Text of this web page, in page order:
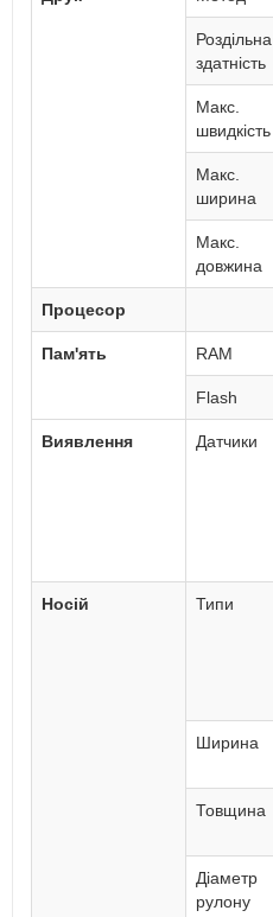
Роздільна
здатність
Макс.
швидкість
Макс.
ширина
Макс.
довжина
Процесор
Пам'ять RAM
Flash
Виявлення Датчики
Носій Типи
Ширина
Товщина
Діаметр
рулону